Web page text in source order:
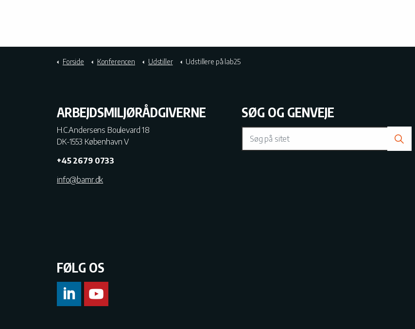
Forside Konferencen Udstiller Udstillere på lab25
ARBEJDSMILJØRÅDGIVERNE
H.C.Andersens Boulevard 18
DK-1553 København V
+45 2679 0733
info@bamr.dk
SØG OG GENVEJE
FØLG OS